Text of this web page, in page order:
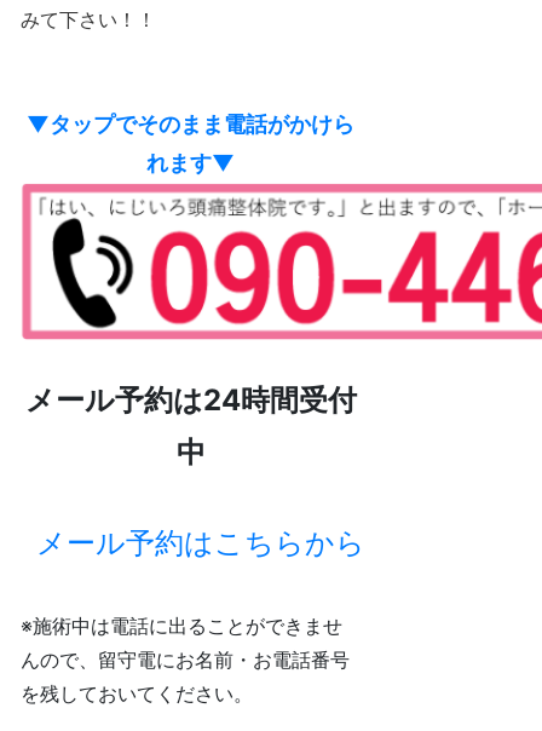
みて下さい！！
▼タップでそのまま電話がかけら
れます▼
メール予約は24時間受付
中
メール予約はこちらから
※施術中は電話に出ることができませ
んので、留守電にお名前・お電話番号
を残しておいてください。